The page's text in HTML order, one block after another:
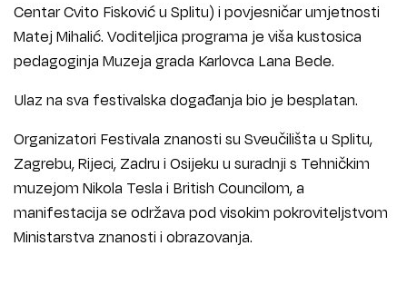
Centar Cvito Fisković u Splitu) i povjesničar umjetnosti
Matej Mihalić. Voditeljica programa je viša kustosica
pedagoginja Muzeja grada Karlovca Lana Bede.
Ulaz na sva festivalska događanja bio je besplatan.
Organizatori Festivala znanosti su Sveučilišta u Splitu,
Zagrebu, Rijeci, Zadru i Osijeku u suradnji s Tehničkim
muzejom Nikola Tesla i British Councilom, a
manifestacija se održava pod visokim pokroviteljstvom
Ministarstva znanosti i obrazovanja.